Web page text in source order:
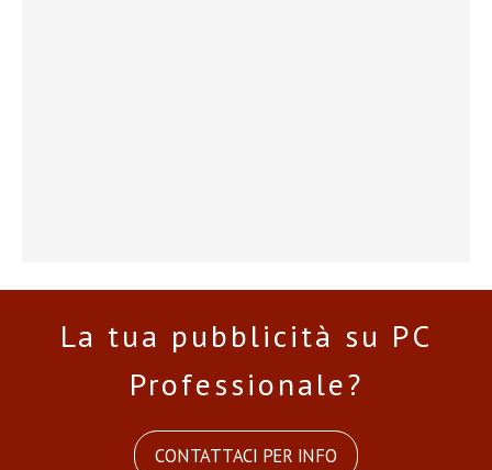
La tua pubblicità su PC
Professionale?
CONTATTACI PER INFO